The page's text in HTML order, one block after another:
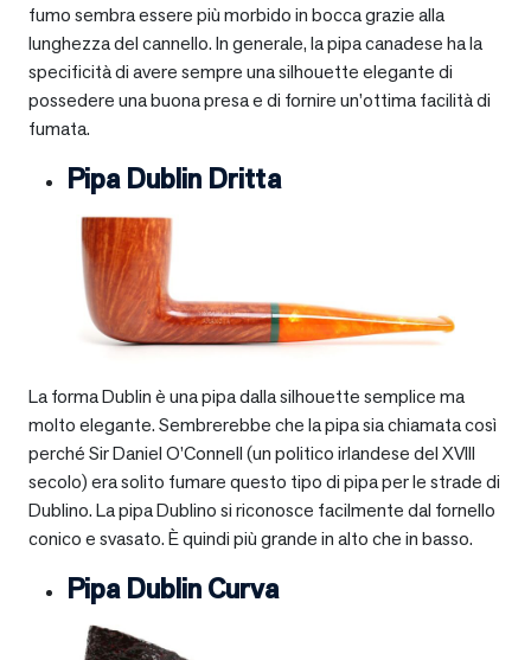
fumo sembra essere più morbido in bocca grazie alla
lunghezza del cannello. In generale, la pipa canadese ha la
specificità di avere sempre una silhouette elegante di
possedere una buona presa e di fornire un’ottima facilità di
fumata.
Pipa Dublin Dritta
La forma Dublin è una pipa dalla silhouette semplice ma
molto elegante. Sembrerebbe che la pipa sia chiamata così
perché Sir Daniel O’Connell (un politico irlandese del XVIII
secolo) era solito fumare questo tipo di pipa per le strade di
Dublino. La pipa Dublino si riconosce facilmente dal fornello
conico e svasato. È quindi più grande in alto che in basso.
Pipa Dublin Curva